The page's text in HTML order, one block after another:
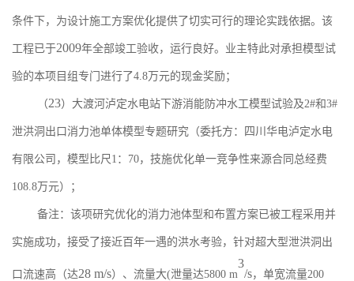
条件下，为设计施工方案优化提供了切实可行的理论实践依据。该
工程已于2009年全部竣工验收，运行良好。业主特此对承担模型试
验的本项目组专门进行了4.8万元的现金奖励 ；
（23）大渡河泸定水电站下游消能防冲水工模型试验及2#和3#
泄洪洞出口消力池单体模型专题研究（委托方：四川华电泸定水电
有限公司，模型比尺 1 ： 70，技施优化单一竞争性来源合同总经费
108.8万元）；
备注：该项研究优化的消力池体型和布置方案已被工程采用并
实施成功，接受了接近百年一遇的洪水考验，针对超大型泄洪洞出
口流速高（达28 m/s）、流量大(泄量达5800 m
3
/s，单宽流量200